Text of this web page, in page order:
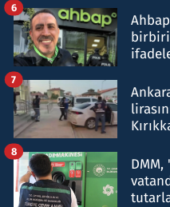
6
7
DMM,
8